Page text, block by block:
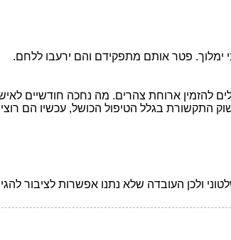
ימלוך. פטר אותם מתפקידם והם ירעבו ללחם.
ארוחת צהרים. מה נחכה חודשיים
התקשורת בגלל הטיפול הכושל, עכשיו הם
ולכן העובדה שלא נתנו אפשרות לציבור